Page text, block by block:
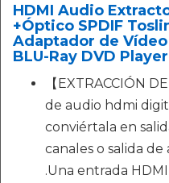
HDMI Audio
+Óptico SPDIF
Adaptador de
BLU-Ray DVD
【EXTRACCIÓN
de audio hdmi
conviértala en
canales o salida
.Una entrada